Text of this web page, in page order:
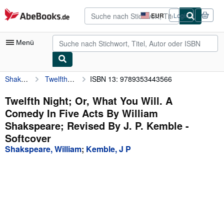
Zum Hauptinhalt
AbeBooks.de EUR
Seite
der
Einkaufseinstellungen.
Login
Menü
Nutzerkonto
Meine Bestellungen
Detailsuche
Sammlungen
Antiquarische Bücher
Shakspeare, William Twelfth Night; Or, What You Will. A Comedy In Five Acts By William Shakspeare; Revised By J. P. Kemble ISBN 13: 9789353443566
Twelfth Night; Or, What You Will. A
Comedy In Five Acts By William
Shakspeare; Revised By J. P. Kemble -
Softcover
Shakspeare, William; Kemble, J P